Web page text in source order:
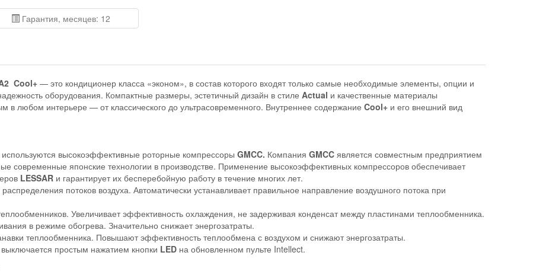
Гарантия, месяцев: 12
Cool+ — это кондиционер класса «эконом», в состав которого входят только самые необходимые элементы, опции и
оборудования. Компактные размеры, эстетичный дизайн в стиле Actual и качественные материалы
в любом интерьере — от классического до ультрасовременного. Внутреннее содержание Cool+ и его внешний вид
используются высокоэффективные роторные компрессоры GMCC. Компания GMCC является совместным предприятием
современные японские технологии в производстве. Применение высокоэффективных компрессоров обеспечивает
LESSAR и гарантирует их бесперебойную работу в течение многих лет.
потоков воздуха. Автоматически устанавливает правильное направление воздушного потока при
Увеличивает эффективность охлаждения, не задерживая конденсат между пластинами теплообменника.
в режиме обогрева. Значительно снижает энергозатраты.
теплообменника. Повышают эффективность теплообмена с воздухом и снижают энергозатраты.
простым нажатием кнопки LED на обновленном пульте Intellect.